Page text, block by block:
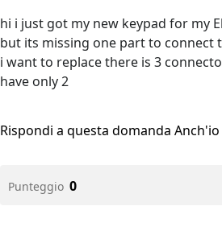
hi i just got my new keypad for my
but its missing one part to connect
i want to replace there is 3
have only 2
Rispondi a questa domanda
Punteggio 0